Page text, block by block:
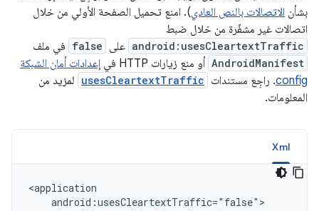
بشأن الاتصالات بالنص العادي). امنع تحميل الصفحة الأولي من خلال
اتصالات غير مشفّرة من خلال ضبط
android:usesCleartextTraffic على false في ملف
AndroidManifest أو منع زيارات HTTP في
إعدادات أمان الشبكة
config. راجِع مستندات usesCleartextTraffic لمزيد من
المعلومات.
Xml